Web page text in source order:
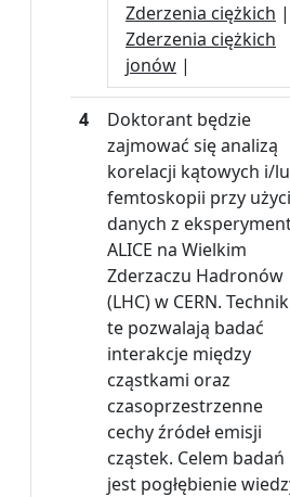
Zderzenia ciężkich |
Zderzenia ciężkich
jonów |
4
Doktorant będzie
zajmować się analizą
korelacji kątowych i/
femtoskopii przy
danych z
ALICE na Wielkim
Zderzaczu Hadronów
(LHC) w CERN.
te pozwalają badać
interakcje między
cząstkami oraz
czasoprzestrzenne
cechy źródeł emisji
cząstek. Celem badań
jest pogłębienie